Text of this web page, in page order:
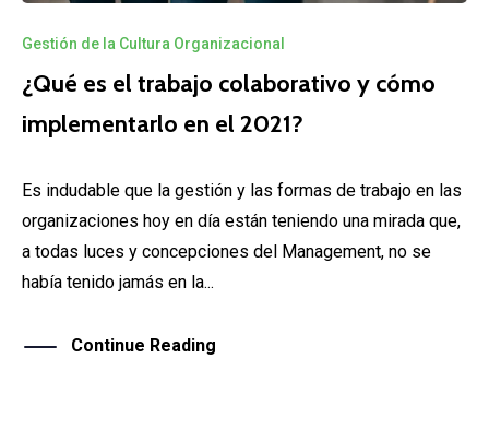
Gestión de la Cultura Organizacional
¿Qué es el trabajo colaborativo y cómo
implementarlo en el 2021?
Es indudable que la gestión y las formas de trabajo en las
organizaciones hoy en día están teniendo una mirada que,
a todas luces y concepciones del Management, no se
había tenido jamás en la...
Continue Reading